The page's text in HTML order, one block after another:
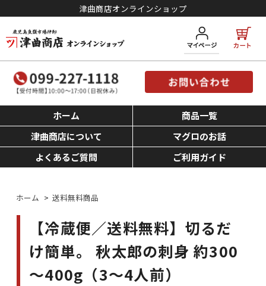
津曲商店オンラインショップ
ホーム
商品一覧
津曲商店について
マグロのお話
よくあるご質問
ご利用ガイド
ホーム > 送料無料商品
【冷蔵便／送料無料】切るだ
け簡単。 秋太郎の刺身 約300
～400g（3～4人前）